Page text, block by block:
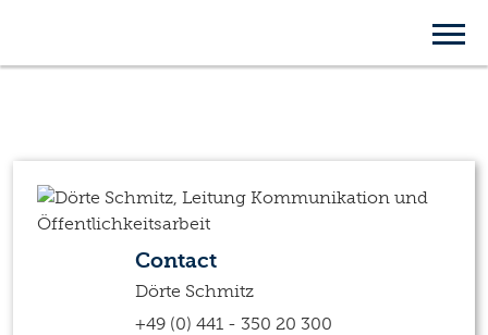
Contact
Dörte Schmitz
+49 (0) 441 - 350 20 300